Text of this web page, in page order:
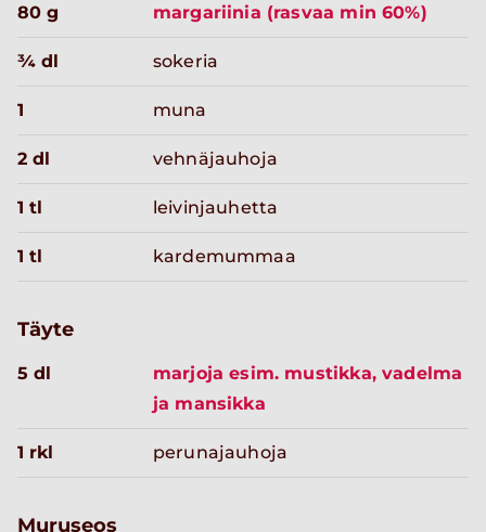
80 g margariinia (rasvaa min 60%)
¾ dl sokeria
1 muna
2 dl vehnäjauhoja
1 tl leivinjauhetta
1 tl kardemummaa
Täyte
5 dl
marjoja esim. mustikka, vadelma
ja mansikka
1 rkl perunajauhoja
Muruseos